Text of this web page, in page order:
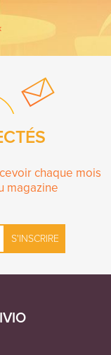
chaque mois
magazine